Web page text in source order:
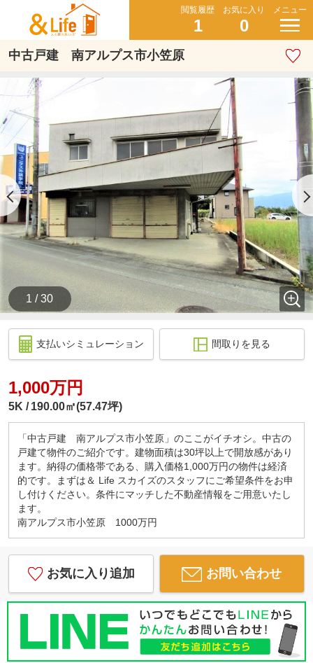
閲覧履歴
1
お気に入り
0
メニュー
中古戸建 南アルプス市小笠原
1 / 30
支払いシミュレーション 間取りを見る
1,000万円
5K 190.00㎡(57.47坪)
「中古戸建 南アルプス市小笠原」のここがイチオシ。中古の
戸建て物件のご紹介です。建物面積は30坪以上で開放感があり
ます。納得の価格帯である、購入価格1,000万円の物件は経済
的です。まずは＆ Life スカイズのスタッフにご希望条件をお申
し付けください。条件にマッチした不動産情報をご用意いたし
ます。
南アルプス市小笠原 1000万円
お気に入り追加 お問い合わせ